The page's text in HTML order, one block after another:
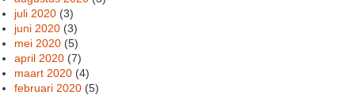
juli 2020 (3)
juni 2020 (3)
mei 2020 (5)
april 2020 (7)
maart 2020 (4)
februari 2020 (5)